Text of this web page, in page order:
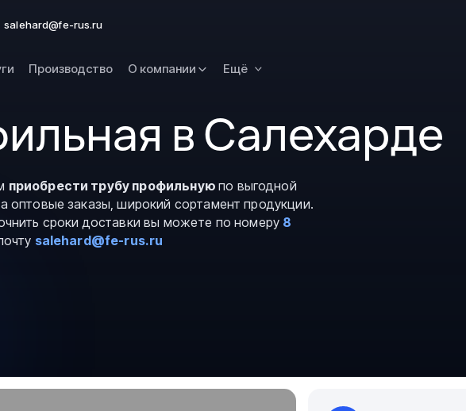
salehard@fe-rus.ru
Производство О компании Ещё
Самара
Якутск
в Салехарде
приобрести трубу профильнуюпо выгодной
оптовые заказы, широкий сортамент продукции.
сроки доставки вы можете по номеру 8
salehard@fe-rus.ru